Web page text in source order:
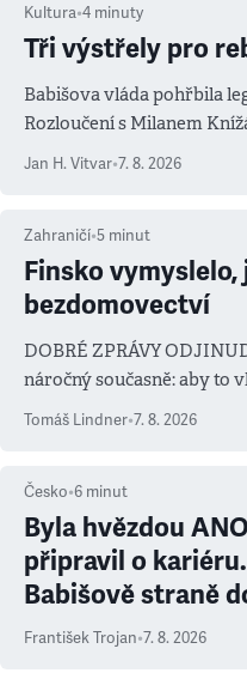
Kultura•4 minuty
Tři výstřely pro
Babišova vláda pohřbila
Rozloučení s Milanem
Jan H. Vitvar•7. 8. 2026
Zahraničí•5 minut
Finsko vymyslelo,
bezdomovectví
DOBRÉ ZPRÁVY
náročný současně: aby to
Tomáš Lindner•7. 8. 2026
Česko•6 minut
Byla hvězdou
připravil o
Babišově straně
František Trojan•7. 8. 2026